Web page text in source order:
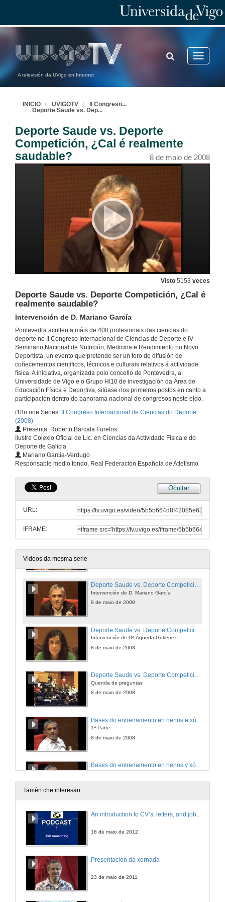
A televisión da UVigo en Internet
Toggle
TOGGLE
SEARCH
INICIO UVIGOTV II Congreso...
Deporte Saude vs. Dep...
Deporte Saude vs. Deporte
Competición, ¿Cal é realmente
saudable?
8 de maio de 2008
Visto 5153 veces
Deporte Saude vs. Deporte Competición, ¿Cal é
realmente saudable?
Intervención de D. Mariano García
Pontevedra acolleu a máis de 400 profesionais das ciencias do
deporte no II Congreso Internacional de Ciencias do Deporte e IV
Seminario Nacional de Nutrición, Medicina e Rendimiento no Novo
Deportista, un evento que pretende ser un foro de difusión de
coñecementos científicos, técnicos e culturais relativos á actividade
física. A iniciativa, organizada polo concello de Pontevedra, a
Universidade de Vigo e o Grupo HI10 de investigación da Área de
Educación Física e Deportiva, sitúase nos primeiros postos en canto a
participación dentro do panorama nacional de congresos neste eido.
i18n.one.Series:
II Congreso Internacional de Ciencias do Deporte
(2008)
Presenta: Roberto Barcala Furelos
Ilustre Colexio Oficial de Lic. en Ciencias da Actividade Física e do
Deporte de Galicia
Mariano García-Verdugo
Responsable medio fondo, Real Federación Española de Atletismo
Ocultar
URL:
IFRAME:
Vídeos da mesma serie
Inaguracion
Intervención de D. Jose Luis Soidan
8 de maio de 2008
Inaguración
Inaguración
8 de maio de 2008
Inaguración
Intervención do Excmo. Sr. D. Miguel Anxo Fernández
8 de maio de 2008
8 de maio de 2008
A Nutrición do deportista como Medio de Recuperación
Quenda de preguntas
8 de maio de 2008
Deporte Saude vs. Deporte Competición, ¿Cal é realmente saudable?
Deporte Saude vs. Deporte Competición, ¿Cal é realmente saudable?
Intervención de D. Mariano García
8 de maio de 2008
Intervención de Dª Águeda Gutierrez
8 de maio de 2008
Deporte Saude vs. Deporte Competición, ¿Cal é realmente saudable?
Quenda de preguntas
8 de maio de 2008
1ª Parte
8 de maio de 2008
Bases do entrenamento en nenos y xóvenes. Da formación ó Alto Rendemento
8 de maio de 2008
Comunicación Libre
Comunicación Libre
Tamén che interesan
An introduction to CV’s, letters, and job searching
16 de maio de 2012
Presentación da xornada
23 de maio de 2011